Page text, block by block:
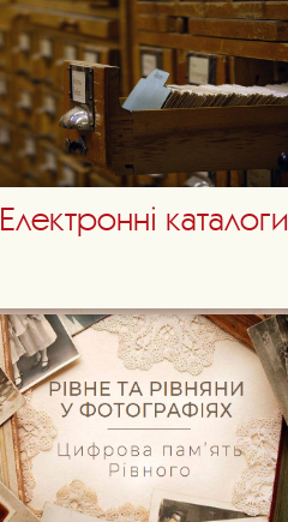
Електронні каталоги